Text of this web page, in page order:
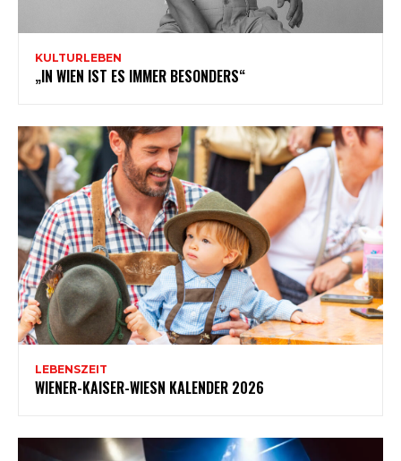
KULTURLEBEN
„IN WIEN IST ES IMMER BESONDERS“
LEBENSZEIT
WIENER-KAISER-WIESN KALENDER 2026